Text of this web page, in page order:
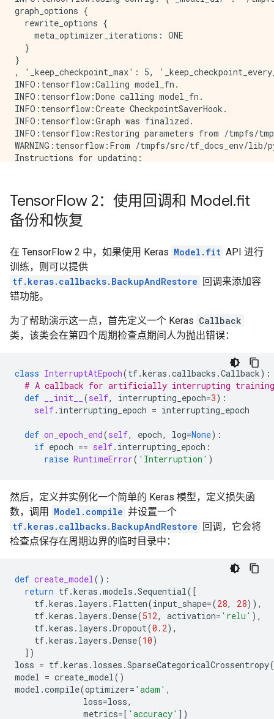
Use tf.keras instead.
INFO:tensorflow:Create CheckpointSaverHook.
WARNING:tensorflow:From /tmpfs/src/tf_docs_env/
Instructions for updating:
Use tf.keras instead.
WARNING:tensorflow:From /tmpfs/src/tf_docs_env/
Instructions for updating:
Use tf.keras instead.
INFO:tensorflow:Graph was finalized.
INFO:tensorflow:Running local_init_op.
INFO:tensorflow:Done running local_init_op.
WARNING:tensorflow:From /tmpfs/src/tf_docs_env/
Instructions for updating:
type_id: TFT_OPTIONAL
args {
  type_id: TFT_PRODUCT
  args {
    args {
      type_id: TFT_INT64
    }
  }
}
is neither a subtype nor a supertype of the
type_id: TFT_OPTIONAL
args {
    type_id: TFT_TENSOR
    args {
      type_id: TFT_INT32
    }
while inferring type of node 'dnn/zero_fraction/
INFO:tensorflow:Calling checkpoint listeners after
WARNING:tensorflow:From /tmpfs/src/tf_docs_env/
Instructions for updating:
Use tf.keras instead.
WARNING:tensorflow:From /tmpfs/src/tf_docs_env/
WARNING:tensorflow:From /tmpfs/src/tf_docs_env/
Instructions for updating:
Use tf.keras instead.
INFO:tensorflow:Calling checkpoint listeners
INFO:tensorflow:Saving checkpoints for 1 into /
INFO:tensorflow:Calling checkpoint listeners after
INFO:tensorflow:loss = 120.54729, step = 0
INFO:tensorflow:Calling checkpoint listeners before
INFO:tensorflow:Saving checkpoints for 2 into /tmpfs/
INFO:tensorflow:Calling checkpoint listeners after
INFO:tensorflow:Calling checkpoint listeners
graph_options {
  rewrite_options {
    meta_optimizer_iterations: ONE
  }
}
, '_keep_checkpoint_max': 5,
INFO:tensorflow:Calling model_fn.
INFO:tensorflow:Done calling model_fn.
INFO:tensorflow:Create CheckpointSaverHook.
INFO:tensorflow:Graph was finalized.
INFO:tensorflow:Restoring parameters from /tmpfs/
WARNING:tensorflow:From /tmpfs/src/tf_docs_env/
Instructions for updating:
INFO:tensorflow:Done running local_init_op.
INFO:tensorflow:Calling checkpoint listeners
INFO:tensorflow:Saving checkpoints for 6 into /tmpfs/
INFO:tensorflow:Calling checkpoint listeners after
INFO:tensorflow:Saving checkpoints for 7 into /tmpfs/
INFO:tensorflow:Calling checkpoint listeners after
INFO:tensorflow:loss = 99.52451, step = 6
INFO:tensorflow:Calling checkpoint listeners before
INFO:tensorflow:Saving checkpoints for 8 into /tmpfs/
INFO:tensorflow:Calling checkpoint listeners after
INFO:tensorflow:Calling checkpoint listeners before
INFO:tensorflow:Saving checkpoints for 9 into /tmpfs/
INFO:tensorflow:Calling checkpoint listeners
INFO:tensorflow:Saving checkpoints for 10 into /
INFO:tensorflow:Calling checkpoint listeners after
INFO:tensorflow:Loss for final step: 98.06565.
TensorFlow 2：使用回调和 Model.fit
备份和恢复
在 TensorFlow 2 中，如果使用 Keras Model.fit API 进行
训练，则可以提供
tf.keras.callbacks.BackupAndRestore 回调来添加容
错功能。
为了帮助演示这一点，首先定义一个 Keras Callback
类，该类会在第四个周期检查点期间人为抛出错误：
class InterruptAtEpoch(tf.keras .callbacks .Callback):
# A callback for artificially interrupting
def
__init__ (self, interrupting_epoch=3):
self. interrupting_epoch = interrupting_epoch
def on_epoch_end(self, epoch, log=None):
if epoch == self. interrupting_epoch :
raise RuntimeError( 'Interruption' )
然后，定义并实例化一个简单的 Keras 模型，定义损失函
数，调用
Model.compile 并设置一个
tf.keras.callbacks.BackupAndRestore 回调，它会将
检查点保存在周期边界的临时目录中：
def create_model():
return tf.keras .models .Sequential([
tf.keras . layers . Flatten(input_shape=(28, 28)),
tf.keras . layers .Dense(512, activation= 'relu' ),
tf.keras . layers .Dropout(0.2),
tf.keras . layers .Dense(10)
])
loss = tf.keras . losses .SparseCategoricalCrossentropy(
model = create_model()
model .compile(optimizer= 'adam' ,
loss=loss,
metrics=[ 'accuracy' ])